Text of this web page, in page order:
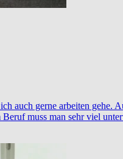
auch gerne arbeiten
muss man sehr viel